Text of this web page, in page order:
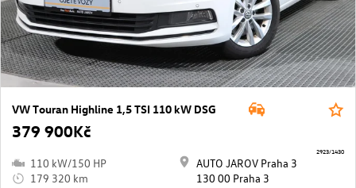
VW Touran Highline 1,5 TSI 110 kW DSG
379 900Kč
110 kW/150 HP
179 320 km
AUTO JAROV Praha 3
130 00 Praha 3
2923/1430